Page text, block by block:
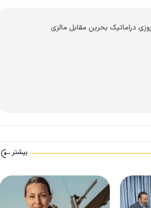
دراماتیک بحرین مقابل مالزی
بیشتر